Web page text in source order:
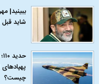
ببینید|
شاید قبل
چیست؟